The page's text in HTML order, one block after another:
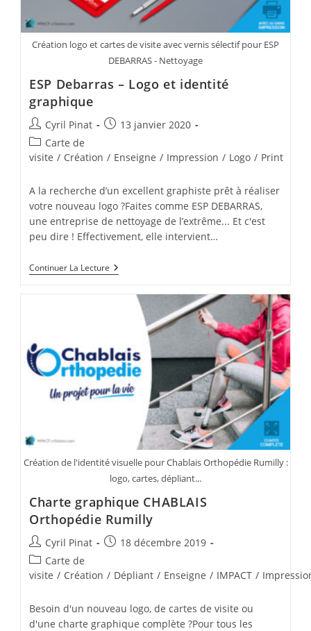
Création logo et cartes de visite avec vernis sélectif pour ESP
DEBARRAS - Nettoyage
ESP Debarras – Logo et identité
graphique
Auteur/autrice
de
la
Cyril Pinat
Publication
13 janvier 2020
Post
category:
Carte de
visite / Création / Enseigne / Impression / Logo / Print
A la recherche d’un excellent graphiste prêt à réaliser
votre nouveau logo ?Faites comme ESP DEBARRAS,
une entreprise de nettoyage de l’extrême... Et c'est
peu dire ! Effectivement, elle intervient…
Continuer La Lecture ESP
Debarras
Identité
Graphique
Création de l'identité visuelle pour Chablais Orthopédie Rumilly :
logo, cartes, dépliant...
Charte graphique CHABLAIS
Orthopédie Rumilly
Auteur/autrice
de
la
Cyril Pinat
Publication
18 décembre 2019
Post
category:
Carte de
visite / Création / Dépliant / Enseigne / IMPACT /
Besoin d'un nouveau logo, de cartes de visite ou
d'une charte graphique complète ?Pour tous les